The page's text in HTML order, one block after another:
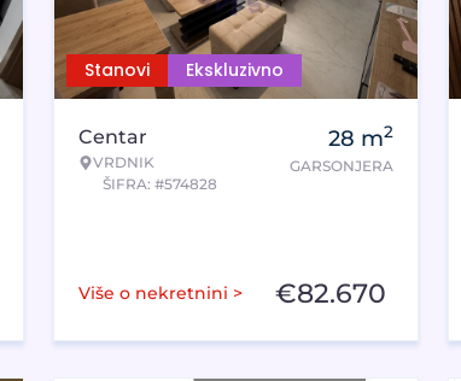
Stanovi Ekskluzivno
Centar
VRDNIK
ŠIFRA: #574828
28 m2
GARSONJERA
Više o nekretnini > €82.670